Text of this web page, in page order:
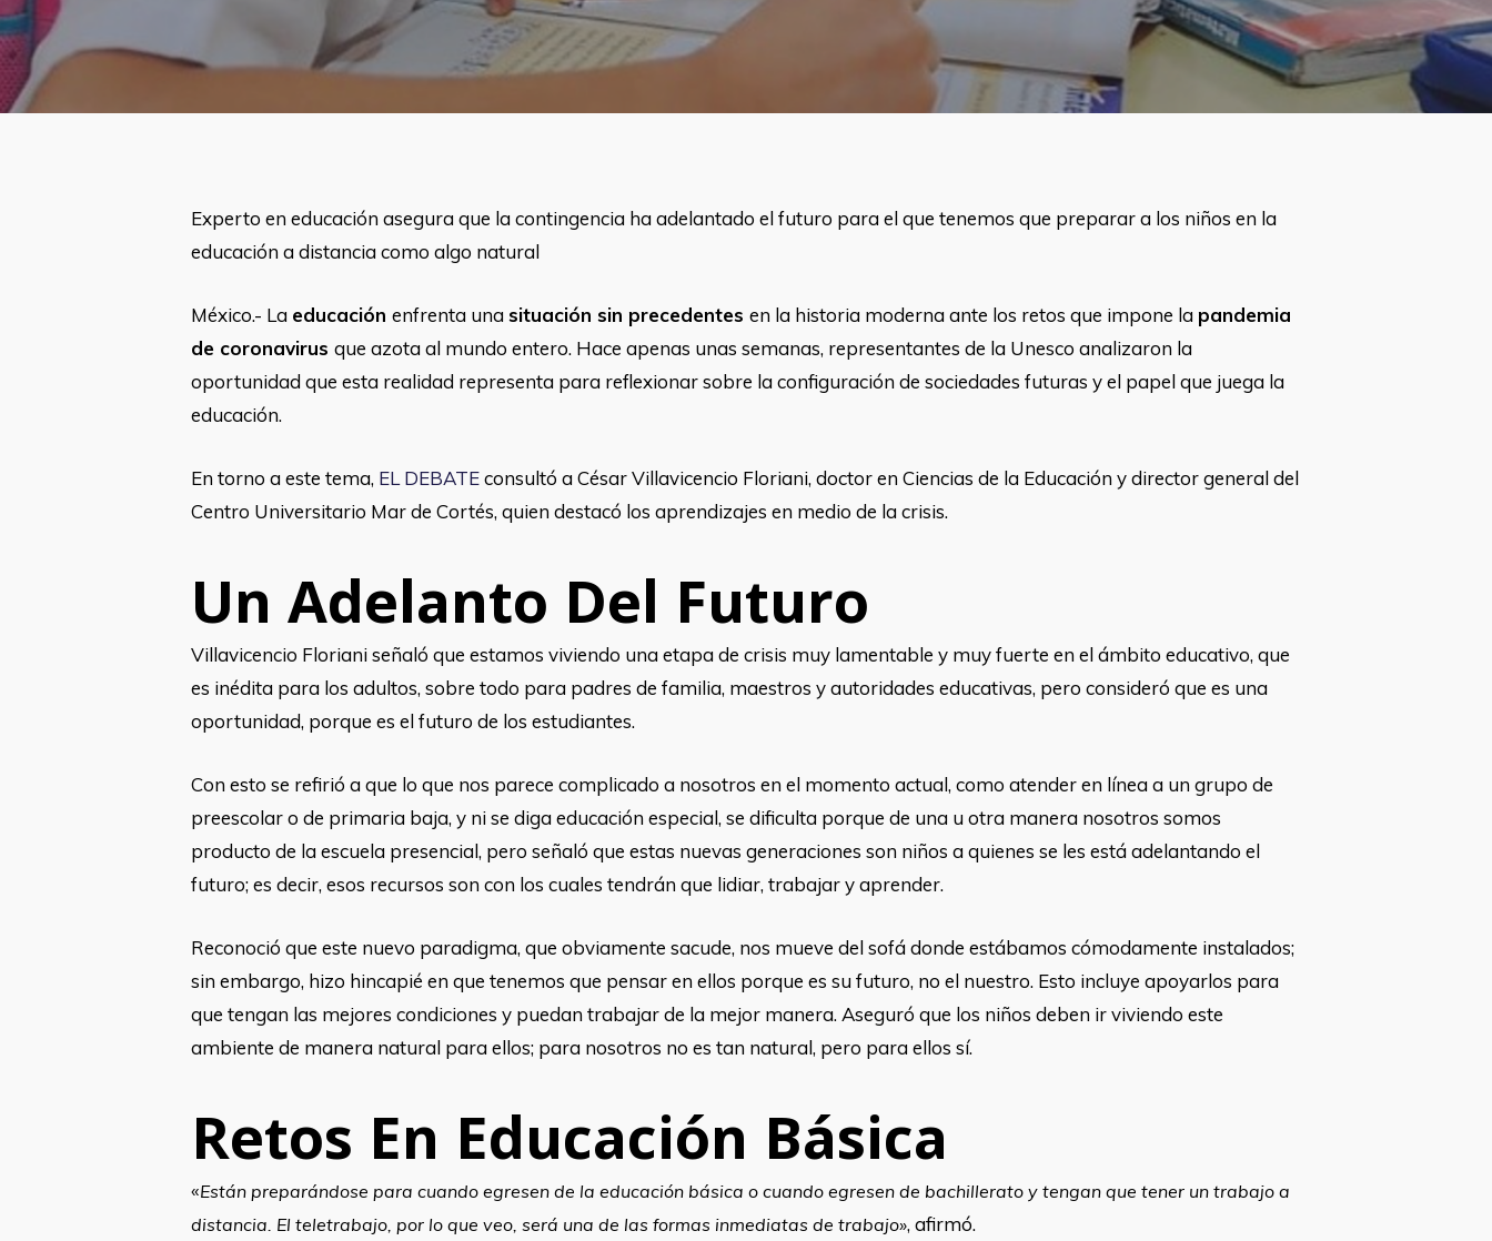
Experto en educación asegura que la contingencia ha adelantado el futuro para el que tenemos que preparar a los niños en la
educación a distancia como algo natural
México.- La educación enfrenta unasituación sin precedentes en la historia moderna ante los retos que impone la pandemia
de coronavirus que azota al mundo entero. Hace apenas unas semanas, representantes de la Unesco analizaron la
oportunidad que esta realidad representa para reflexionar sobre la configuración de sociedades futuras y el papel que juega la
educación.
En torno a este tema, EL DEBATEconsultó a César Villavicencio Floriani, doctor en Ciencias de la Educación y director general del
Centro Universitario Mar de Cortés, quien destacó los aprendizajes en medio de la crisis.
Un Adelanto Del Futuro
Villavicencio Floriani señaló que estamos viviendo una etapa de crisis muy lamentable y muy fuerte en el ámbito educativo, que
es inédita para los adultos, sobre todo para padres de familia, maestros y autoridades educativas, pero consideró que es una
oportunidad, porque es el futuro de los estudiantes.
Con esto se refirió a que lo que nos parece complicado a nosotros en el momento actual, como atender en línea a un grupo de
preescolar o de primaria baja, y ni se diga educación especial, se dificulta porque de una u otra manera nosotros somos
producto de la escuela presencial, pero señaló que estas nuevas generaciones son niños a quienes se les está adelantando el
futuro; es decir, esos recursos son con los cuales tendrán que lidiar, trabajar y aprender.
Reconoció que este nuevo paradigma, que obviamente sacude, nos mueve del sofá donde estábamos cómodamente instalados;
sin embargo, hizo hincapié en que tenemos que pensar en ellos porque es su futuro, no el nuestro. Esto incluye apoyarlos para
que tengan las mejores condiciones y puedan trabajar de la mejor manera. Aseguró que los niños deben ir viviendo este
ambiente de manera natural para ellos; para nosotros no es tan natural, pero para ellos sí.
Retos En Educación Básica
«Están preparándose para cuando egresen de la educación básica o cuando egresen de bachillerato y tengan que tener un trabajo a
distancia. El teletrabajo, por lo que veo, será una de las formas inmediatas de trabajo», afirmó.